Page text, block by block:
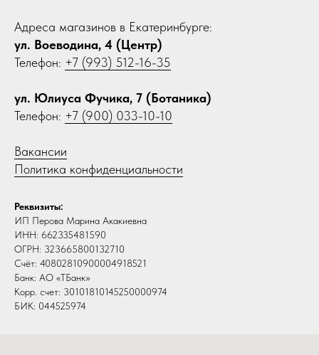
Адреса магазинов в Екатеринбурге:
ул. Воеводина, 4 (Центр)
Телефон: +7 (993) 512-16-35
ул. Юлиуса Фучика, 7 (Ботаника)
Телефон: +7 (900) 033-10-10
Вакансии
Политика конфиденциальности
Реквизиты:
ИП Перова Марина Акакиевна
ИНН: 662335481590
ОГРН: 323665800132710
Счёт: 40802810900004918521
Банк: АО «ТБанк»
Корр. счет: 30101810145250000974
БИК: 044525974